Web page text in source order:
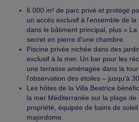
6 000 m² de parc privé et protégé
un accès exclusif à l'ensemble de
dans le bâtiment principal, plus «
secret en pierre d'une chambre.
Piscine privée nichée dans des
exclusif à la mer. Un bar pour les
une terrasse aménagée dans la
l'observation des étoiles – jusqu'à
Les hôtes de la Villa Beatrice
la mer Méditerranée sur la plage de
propriété, équipée de bains de
majordome.